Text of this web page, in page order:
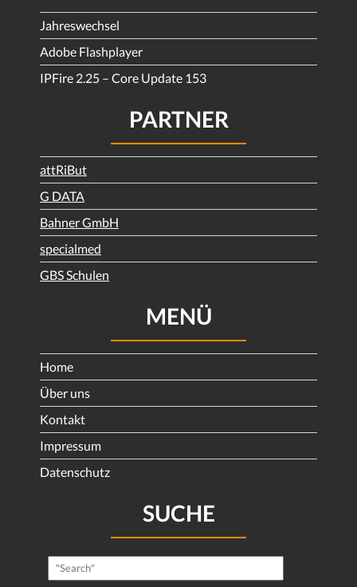
Jahreswechsel
Adobe Flashplayer
IPFire 2.25 – Core Update 153
PARTNER
attRiBut
G DATA
Bahner GmbH
specialmed
GBS Schulen
MENÜ
Home
Über uns
Kontakt
Impressum
Datenschutz
SUCHE